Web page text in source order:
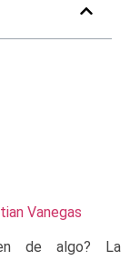
Vanegas
de algo? La